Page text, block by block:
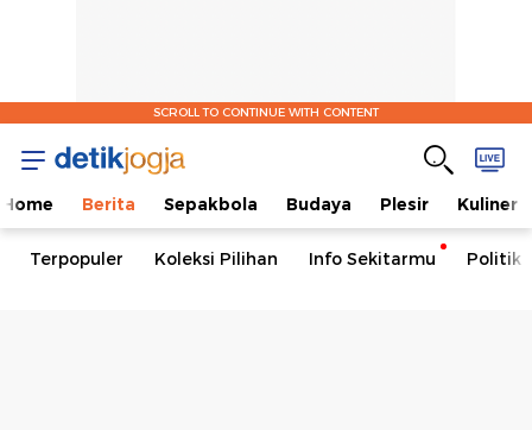
SCROLL TO CONTINUE WITH CONTENT
Home Berita Sepakbola Budaya Plesir Kuliner
Terpopuler Koleksi Pilihan Info Sekitarmu Politik